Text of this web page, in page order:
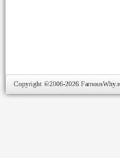
Copyright ©2006-2026